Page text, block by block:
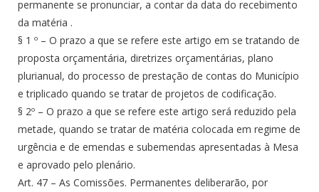
permanente se pronunciar, a contar da data do recebimento
da matéria .
§ 1 º – O prazo a que se refere este artigo em se tratando de
proposta orçamentária, diretrizes orçamentárias, plano
plurianual, do processo de prestação de contas do Município
e triplicado quando se tratar de projetos de codificação.
§ 2º – O prazo a que se refere este artigo será reduzido pela
metade, quando se tratar de matéria colocada em regime de
urgência e de emendas e subemendas apresentadas à Mesa
e aprovado pelo plenário.
Art. 47 – As Comissões. Permanentes deliberarão, por